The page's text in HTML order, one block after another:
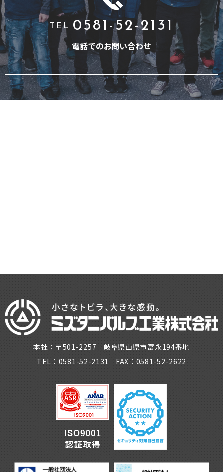
TEL 0581-52-2131
電話でのお問い合わせ
本社：〒501-2257 岐阜県山県市富永194番地
TEL：0581-52-2131 FAX：0581-52-2622